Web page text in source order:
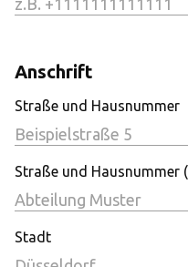
Anschrift
Straße und Hausnummer
Straße und Hausnummer
Stadt